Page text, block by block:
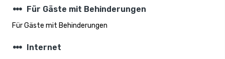
steppers Für Gäste mit Behinderungen
Für Gäste mit Behinderungen
steppers Internet